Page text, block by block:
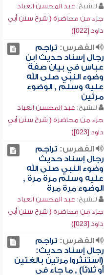
للشيخ: عبد المحسن العباد
جزء من محاضرة ( شرح سنن أبي
داود [022])
الفهرس: تراجم
رجال إسناد حديث ابن
عباس في بيان صفة
وضوء النبي صلى الله
عليه وسلم , الوضوء
مرتين
للشيخ: عبد المحسن العباد
جزء من محاضرة ( شرح سنن أبي
داود [023])
الفهرس: تراجم
رجال إسناد حديث
وضوء النبي صلى الله
عليه وسلم مرة مرة ,
الوضوء مرة مرة
للشيخ: عبد المحسن العباد
جزء من محاضرة ( شرح سنن أبي
داود [023])
الفهرس: تراجم
رجال إسناد حديث:
(استنثروا مرتين بالغتين
أو ثلاثاً) , ما جاء في